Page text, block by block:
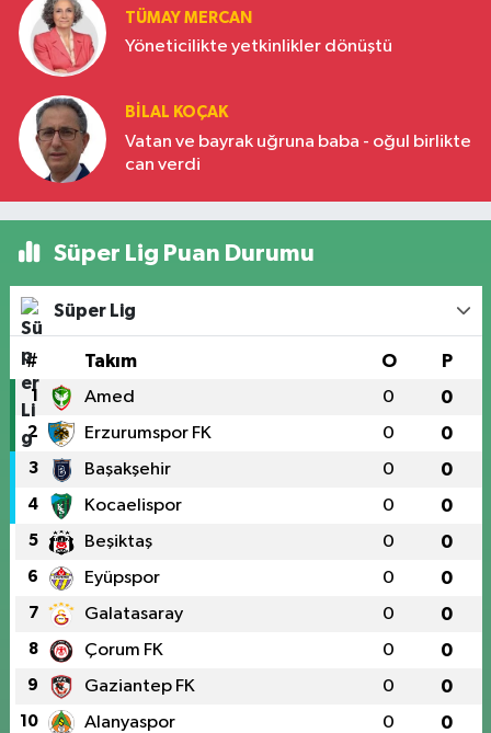
TÜMAY MERCAN
Yöneticilikte yetkinlikler dönüştü
BILAL KOÇAK
Vatan ve bayrak uğruna baba - oğul birlikte
can verdi
Süper Lig Puan Durumu
Süper Lig
# Takım O P
1 Amed 0 0
2 Erzurumspor FK 0 0
3 Başakşehir 0 0
4 Kocaelispor 0 0
5 Beşiktaş 0 0
6 Eyüpspor 0 0
7 Galatasaray 0 0
8 Çorum FK 0 0
9 Gaziantep FK 0 0
10 Alanyaspor 0 0